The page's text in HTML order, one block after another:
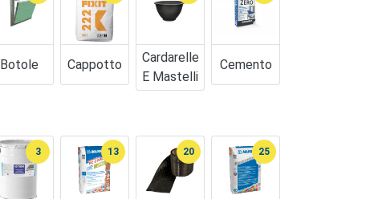
Botole Cappotto
Cardarelle
E Mastelli
Cemento
3 13 20 25